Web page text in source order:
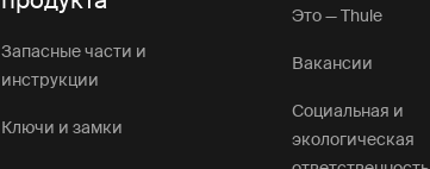
Запасные части и
инструкции
Ключи и замки
Это — Thule
Вакансии
Социальная и
экологическая